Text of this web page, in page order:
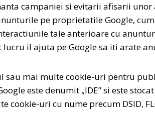
campaniei si evitarii afisarii unor
pe proprietatile Google,
tale anterioare cu
il ajuta pe Google sa iti arate
sau mai multe cookie-uri pentru
este denumit „IDE” si este
cookie-uri cu nume precum DSID,